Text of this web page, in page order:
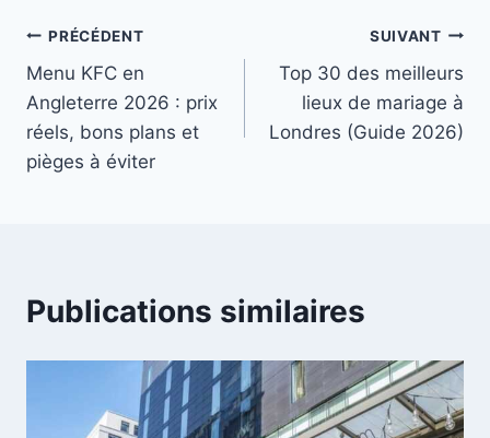
Navigation
de
l’article
PRÉCÉDENT
Menu KFC en
Angleterre 2026 : prix
réels, bons plans et
pièges à éviter
SUIVANT
Top 30 des meilleurs
lieux de mariage à
Londres (Guide 2026)
Publications similaires